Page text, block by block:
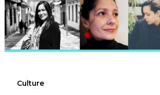
Culture